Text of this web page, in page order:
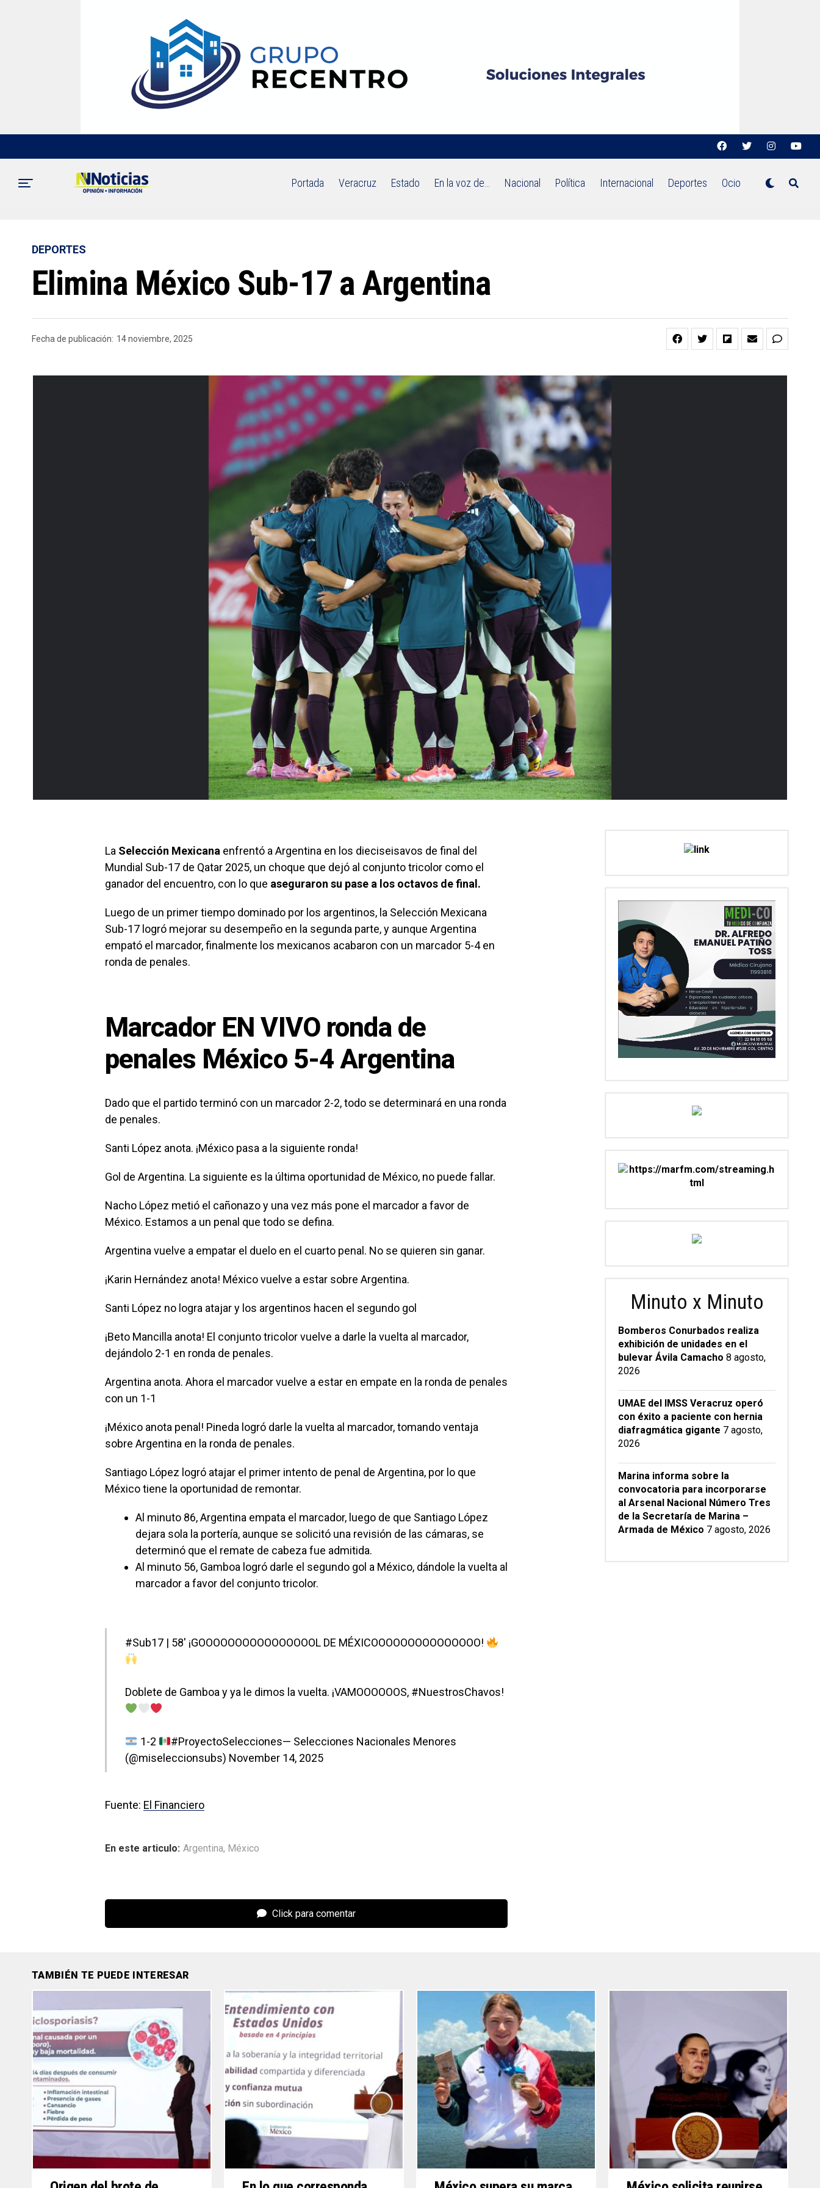
Portada Veracruz Estado En la voz de… Nacional Política Internacional Deportes Ocio
DEPORTES
Elimina México Sub-17 a Argentina
Fecha de publicación: 14 noviembre, 2025
La Selección Mexicana enfrentó a Argentina en los dieciseisavos de final del
Mundial Sub-17 de Qatar 2025, un choque que dejó al conjunto tricolor como el
ganador del encuentro, con lo que aseguraron su pase a los octavos de final.
Luego de un primer tiempo dominado por los argentinos, la Selección Mexicana
Sub-17 logró mejorar su desempeño en la segunda parte, y aunque Argentina
empató el marcador, finalmente los mexicanos acabaron con un marcador 5-4 en
ronda de penales.
Marcador EN VIVO ronda de
penales México 5-4 Argentina
Dado que el partido terminó con un marcador 2-2, todo se determinará en una ronda
de penales.
Santi López anota. ¡México pasa a la siguiente ronda!
Gol de Argentina. La siguiente es la última oportunidad de México, no puede fallar.
Nacho López metió el cañonazo y una vez más pone el marcador a favor de
México. Estamos a un penal que todo se defina.
Argentina vuelve a empatar el duelo en el cuarto penal. No se quieren sin ganar.
¡Karin Hernández anota! México vuelve a estar sobre Argentina.
Santi López no logra atajar y los argentinos hacen el segundo gol
¡Beto Mancilla anota! El conjunto tricolor vuelve a darle la vuelta al marcador,
dejándolo 2-1 en ronda de penales.
Argentina anota. Ahora el marcador vuelve a estar en empate en la ronda de penales
con un 1-1
¡México anota penal! Pineda logró darle la vuelta al marcador, tomando ventaja
sobre Argentina en la ronda de penales.
Santiago López logró atajar el primer intento de penal de Argentina, por lo que
México tiene la oportunidad de remontar.
Al minuto 86, Argentina empata el marcador, luego de que Santiago López
dejara sola la portería, aunque se solicitó una revisión de las cámaras, se
determinó que el remate de cabeza fue admitida.
Al minuto 56, Gamboa logró darle el segundo gol a México, dándole la vuelta al
marcador a favor del conjunto tricolor.
#Sub17 | 58′ ¡GOOOOOOOOOOOOOOOOL DE MÉXICOOOOOOOOOOOOOOO!
Doblete de Gamboa y ya le dimos la vuelta. ¡VAMOOOOOOS, #NuestrosChavos!
1-2 #ProyectoSelecciones— Selecciones Nacionales Menores
(@miseleccionsubs) November 14, 2025
Fuente: El Financiero
En este articulo: Argentina, México
Click para comentar
Minuto x Minuto
Bomberos Conurbados realiza
exhibición de unidades en el
bulevar Ávila Camacho 8 agosto,
2026
UMAE del IMSS Veracruz operó
con éxito a paciente con hernia
diafragmática gigante 7 agosto,
2026
Marina informa sobre la
convocatoria para incorporarse
al Arsenal Nacional Número Tres
de la Secretaría de Marina –
Armada de México 7 agosto, 2026
TAMBIÉN TE PUEDE INTERESAR